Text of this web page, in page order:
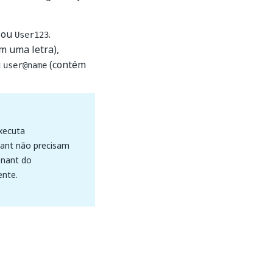
User123.
uma letra),
user@name (contém
não precisam
do